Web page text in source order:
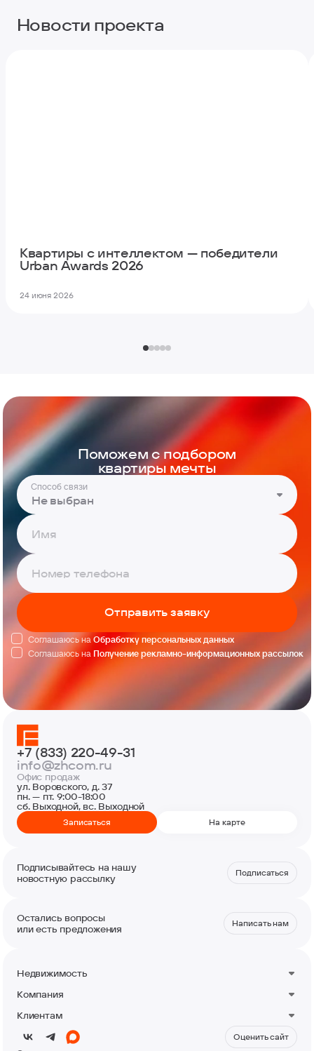
Новости проекта
Квартиры с интеллектом — победители
Urban Awards 2026
24 июня 2026
Поможем с подбором
квартиры мечты
Способ связи
Не выбран
Отправить заявку
Соглашаюсь наОбработку персональных данных
Соглашаюсь на Получение рекламно-информационных рассылок
+7 (833) 220-49-31
info@zhcom.ru
Офис продаж
ул. Воровского, д. 37
пн. — пт. 9:00-18:00
сб. Выходной, вс. Выходной
Записаться На карте
Подписывайтесь на нашу
новостную рассылку
Подписаться
Остались вопросы
или есть предложения
Написать нам
Недвижимость
Квартиры
Кладовые
Акции
Компания
О компании
Клиентам
Контакты
Акция Кешбэк от застройщика
Оценить сайт